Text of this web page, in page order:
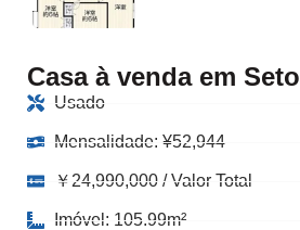
Casa à venda em Seto
Usado
Mensalidade: ¥52,944
￥24,990,000 / Valor Total
Imóvel: 105.99m²